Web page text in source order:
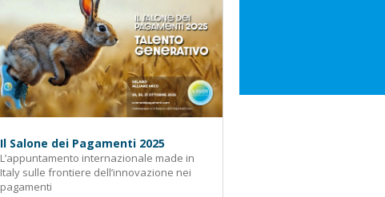
Il Salone dei Pagamenti 2025
L’appuntamento internazionale made in
Italy sulle frontiere dell’innovazione nei
pagamenti